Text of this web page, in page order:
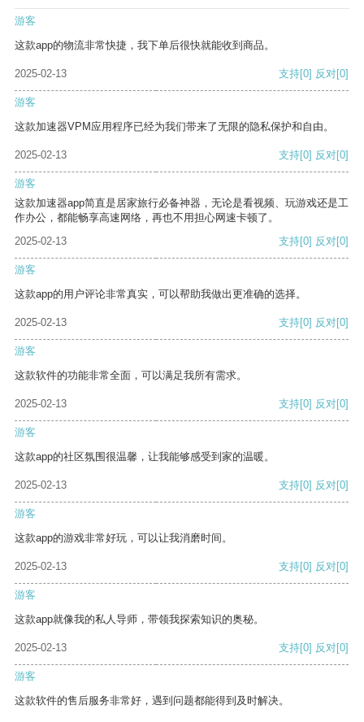
游客
这款app的物流非常快捷，我下单后很快就能收到商品。
2025-02-13 支持[0] 反对[0]
游客
这款加速器VPM应用程序已经为我们带来了无限的隐私保护和自由。
2025-02-13 支持[0] 反对[0]
游客
这款加速器app简直是居家旅行必备神器，无论是看视频、玩游戏还是工
作办公，都能畅享高速网络，再也不用担心网速卡顿了。
2025-02-13
支持[0] 反对[0]
游客
这款app的用户评论非常真实，可以帮助我做出更准确的选择。
2025-02-13 支持[0] 反对[0]
游客
这款软件的功能非常全面，可以满足我所有需求。
2025-02-13 支持[0] 反对[0]
游客
这款app的社区氛围很温馨，让我能够感受到家的温暖。
2025-02-13 支持[0] 反对[0]
游客
这款app的游戏非常好玩，可以让我消磨时间。
2025-02-13 支持[0] 反对[0]
游客
这款app就像我的私人导师，带领我探索知识的奥秘。
2025-02-13 支持[0] 反对[0]
游客
这款软件的售后服务非常好，遇到问题都能得到及时解决。